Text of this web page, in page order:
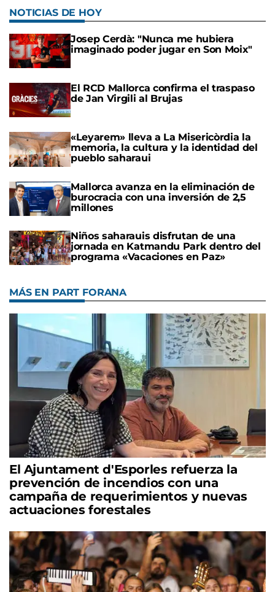
NOTICIAS DE HOY
Josep Cerdà: "Nunca me hubiera
imaginado poder jugar en Son Moix"
El RCD Mallorca confirma el traspaso
de Jan Virgili al Brujas
«Leyarem» lleva a La Misericòrdia la
memoria, la cultura y la identidad del
pueblo saharaui
Mallorca avanza en la eliminación de
burocracia con una inversión de 2,5
millones
Niños saharauis disfrutan de una
jornada en Katmandu Park dentro del
programa «Vacaciones en Paz»
MÁS EN PART FORANA
El Ajuntament d'Esporles refuerza la
prevención de incendios con una
campaña de requerimientos y nuevas
actuaciones forestales